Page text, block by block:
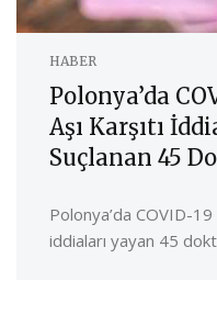
HABER
Polonya’da
Aşı Karşıtı
Suçlanan 45
Polonya’da COVID-19
iddiaları yayan 45